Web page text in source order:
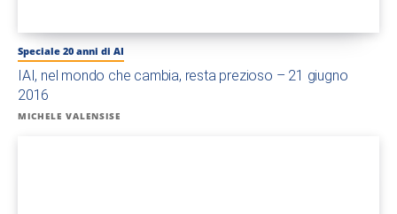
Speciale 20 anni di AI
IAI, nel mondo che cambia, resta prezioso – 21 giugno
2016
MICHELE VALENSISE